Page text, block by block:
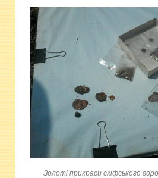
Золоті прикраси скіфського